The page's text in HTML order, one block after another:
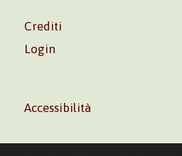
Crediti
Login
Accessibilità